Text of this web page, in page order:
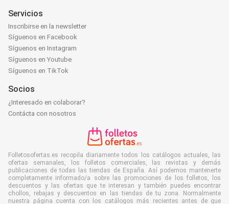
Servicios
Inscribirse en la newsletter
Síguenos en Facebook
Síguenos en Instagram
Síguenos en Youtube
Síguenos en TikTok
Socios
¿Interesado en colaborar?
Contácta con nosotros
Folletosofertas.es recopila diariamente todos los catálogos actuales, las
ofertas semanales, los folletos comerciales, las revistas y demás
publicaciones de todas las tiendas de España. Así podemos mantenerte
completamente informado/a sobre las promociones de los folletos, los
descuentos y las ofertas que te interesan y también puedes encontrar
chollos, rebajas y descuentos en las tiendas de tu zona. Normalmente
nuestra página cuenta con los catálogos más recientes antes de que